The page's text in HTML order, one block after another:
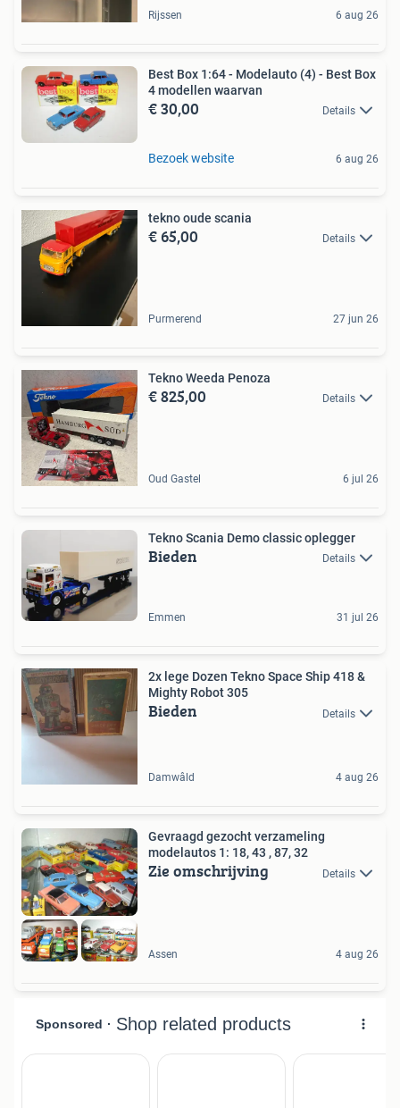
Rijssen 6 aug 26
Best Box 1:64 - Modelauto (4) - Best Box
4 modellen waarvan
€ 30,00 Details
Bezoek website 6 aug 26
tekno oude scania
€ 65,00 Details
Purmerend 27 jun 26
Tekno Weeda Penoza
€ 825,00 Details
Oud Gastel 6 jul 26
Tekno Scania Demo classic oplegger
Bieden Details
Emmen 31 jul 26
2x lege Dozen Tekno Space Ship 418 &
Mighty Robot 305
Bieden Details
Damwâld 4 aug 26
Gevraagd gezocht verzameling
modelautos 1: 18, 43 , 87, 32
Zie omschrijving Details
Assen 4 aug 26